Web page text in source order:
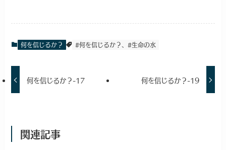
何を信じるか？ #何を信じるか？、#生命の水
何を信じるか？-17 何を信じるか？-19
関連記事